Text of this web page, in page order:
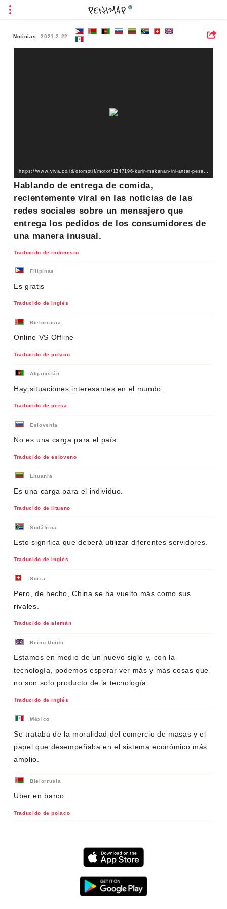
Noticias 2021-2-22
https://www.viva.co.id/otomotif/motor/1347196-kurir-makanan-ini-antar-pesanan-pakai-cara-tidak-biasa?page=2&utm_medium=selanjutnya-2
Hablando de entrega de comida,
recientemente viral en las noticias de las
redes sociales sobre un mensajero que
entrega los pedidos de los consumidores de
una manera inusual.
Traducido de indonesio
Filipinas
Es gratis
Traducido de inglés
Bielorrusia
Online VS Offline
Traducido de polaco
Afganistán
Hay situaciones interesantes en el mundo.
Traducido de persa
Eslovenia
No es una carga para el país.
Traducido de esloveno
Lituania
Es una carga para el individuo.
Traducido de lituano
Sudáfrica
Esto significa que deberá utilizar diferentes servidores.
Traducido de inglés
Suiza
Pero, de hecho, China se ha vuelto más como sus
rivales.
Traducido de alemán
Reino Unido
Estamos en medio de un nuevo siglo y, con la
tecnología, podemos esperar ver más y más cosas que
no son solo producto de la tecnología.
Traducido de inglés
México
Se trataba de la moralidad del comercio de masas y el
papel que desempeñaba en el sistema económico más
amplio.
Bielorrusia
Uber en barco
Traducido de polaco